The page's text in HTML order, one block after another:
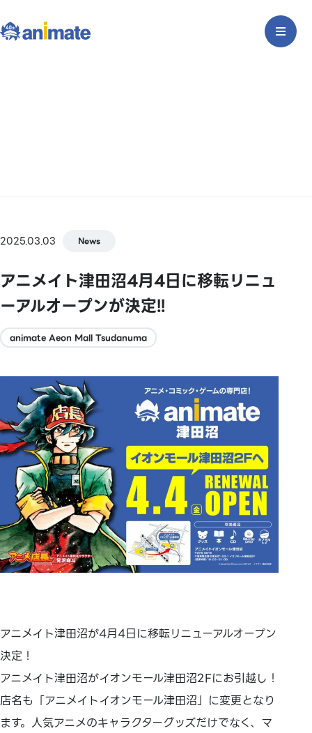
2025.03.03 News
アニメイト津田沼4月4日に移転リニュ
ーアルオープンが決定!!
animate Aeon Mall Tsudanuma
アニメイト津田沼が4月4日に移転リニューアルオープン
決定！
アニメイト津田沼がイオンモール津田沼2Fにお引越し！
店名も「アニメイトイオンモール津田沼」に変更となり
ます。人気アニメのキャラクターグッズだけでなく、マ